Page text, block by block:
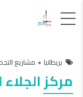
بريطانيا مشاريع
مركز